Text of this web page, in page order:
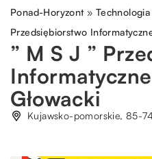
Ponad-Horyzont»
Przedsiębiorstwo
” M S J ”
Głowacki
Kujawsko-pomorskie, 85-